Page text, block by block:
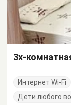
3х-
Интернет Wi-Fi
Дети любого